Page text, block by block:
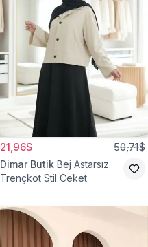
21,96$ 50,71$
Dimar Butik Bej Astarsız
Trençkot Stil Ceket